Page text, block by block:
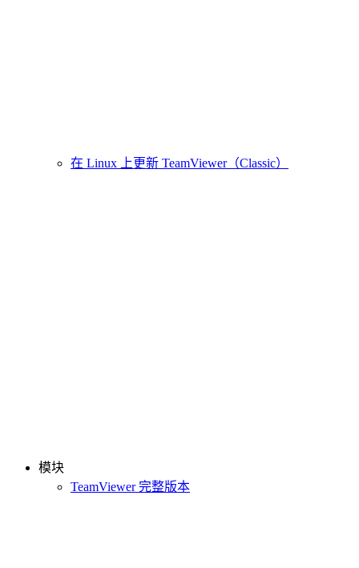
在 Linux 上更新 TeamViewer（Classic）
模块
TeamViewer 完整版本